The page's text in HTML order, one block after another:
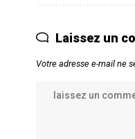
Laissez un
Votre adresse e-mail ne